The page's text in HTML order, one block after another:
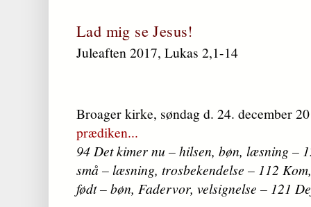
Lad mig se Jesus!
Juleaften 2017, Lukas 2,1-14
Broager kirke, søndag d. 24. december
prædiken...
94 Det kimer nu – hilsen, bøn, læsning –
små – læsning, trosbekendelse – 112
født – bøn, Fadervor, velsignelse – 121